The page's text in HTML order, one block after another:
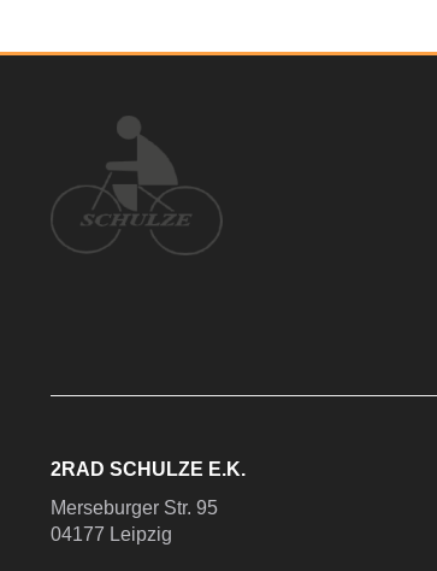
2RAD SCHULZE E.K.
Merseburger Str. 95
04177 Leipzig